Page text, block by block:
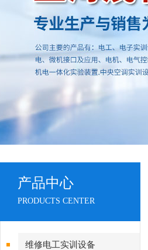
产品中心
PRODUCTS CENTER
维修电工实训设备